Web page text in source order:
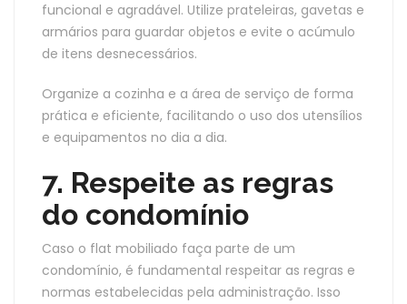
funcional e agradável. Utilize prateleiras, gavetas e
armários para guardar objetos e evite o acúmulo
de itens desnecessários.
Organize a cozinha e a área de serviço de forma
prática e eficiente, facilitando o uso dos utensílios
e equipamentos no dia a dia.
7. Respeite as regras
do condomínio
Caso o flat mobiliado faça parte de um
condomínio, é fundamental respeitar as regras e
normas estabelecidas pela administração. Isso